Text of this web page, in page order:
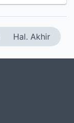
Hal. Akhir